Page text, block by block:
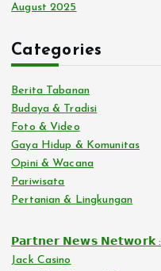
August 2025
Categories
Berita Tabanan
Budaya & Tradisi
Foto & Video
Gaya Hidup & Komunitas
Opini & Wacana
Pariwisata
Pertanian & Lingkungan
𝗣𝗮𝗿𝘁𝗻𝗲𝗿 𝗡𝗲𝘄𝘀 𝗡𝗲𝘁𝘄𝗼𝗿𝗸 :
Jack Casino